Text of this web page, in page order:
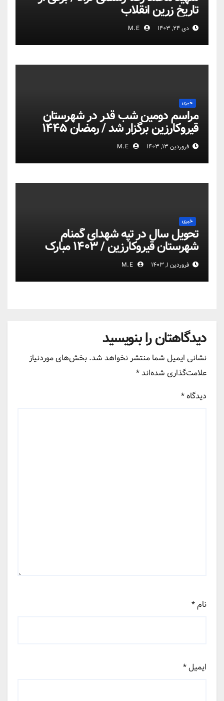
تاریخ زرین انقلاب
دی ۲۴, ۱۴۰۳
خبری
مراسم دومین شب قدر در شهرستان
قیروکارزین برگزار شد / رمضان ۱۴۴۵
فروردین ۱۳, ۱۴۰۳
خبری
تحویل سال در تپه شهدای گمنام
شهرستان قیروکارزین / ۱۴۰۳ مبارک
فروردین ۱, ۱۴۰۳
دیدگاهتان را بنویسید
نشانی ایمیل شما منتشر نخواهد شد. بخش‌های موردنیاز
علامت‌گذاری شده‌اند*
دیدگاه*
نام*
ایمیل*